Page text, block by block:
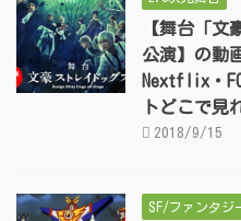
【舞台「文
公演】の動
Nextflix・
トどこで見
2018/9/15
SF/ファンタジ